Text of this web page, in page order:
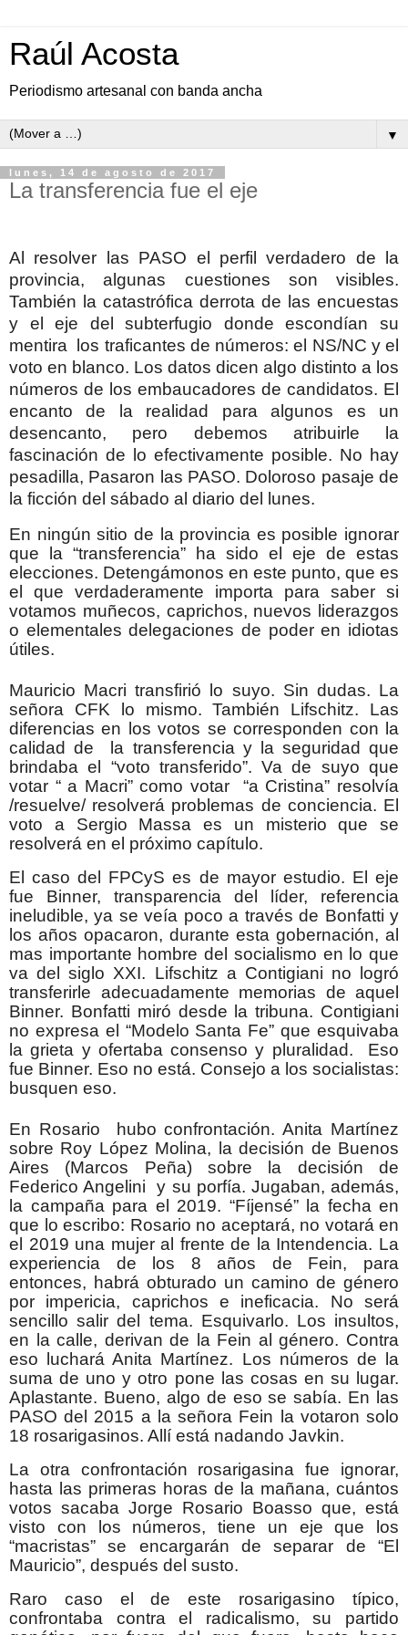
Raúl Acosta
Periodismo artesanal con banda ancha
▼
lunes, 14 de agosto de 2017
La transferencia fue el eje
Al resolver las PASO el perfil verdadero de la
provincia, algunas cuestiones son visibles.
También la catastrófica derrota de las encuestas
y el eje del subterfugio donde escondían su
mentira los traficantes de números: el NS/NC y el
voto en blanco. Los datos dicen algo distinto a los
números de los embaucadores de candidatos. El
encanto de la realidad para algunos es un
desencanto, pero debemos atribuirle la
fascinación de lo efectivamente posible. No hay
pesadilla, Pasaron las PASO. Doloroso pasaje de
la ficción del sábado al diario del lunes.
En ningún sitio de la provincia es posible ignorar
que la “transferencia” ha sido el eje de estas
elecciones. Detengámonos en este punto, que es
el que verdaderamente importa para saber si
votamos muñecos, caprichos, nuevos liderazgos
o elementales delegaciones de poder en idiotas
útiles.
Mauricio Macri transfirió lo suyo. Sin dudas. La
señora CFK lo mismo. También Lifschitz. Las
diferencias en los votos se corresponden con la
calidad de la transferencia y la seguridad que
brindaba el “voto transferido”. Va de suyo que
votar “ a Macri” como votar “a Cristina” resolvía
/resuelve/ resolverá problemas de conciencia. El
voto a Sergio Massa es un misterio que se
resolverá en el próximo capítulo.
El caso del FPCyS es de mayor estudio. El eje
fue Binner, transparencia del líder, referencia
ineludible, ya se veía poco a través de Bonfatti y
los años opacaron, durante esta gobernación, al
mas importante hombre del socialismo en lo que
va del siglo XXI. Lifschitz a Contigiani no logró
transferirle adecuadamente memorias de aquel
Binner. Bonfatti miró desde la tribuna. Contigiani
no expresa el “Modelo Santa Fe” que esquivaba
la grieta y ofertaba consenso y pluralidad. Eso
fue Binner. Eso no está. Consejo a los socialistas:
busquen eso.
En Rosario hubo confrontación. Anita Martínez
sobre Roy López Molina, la decisión de Buenos
Aires (Marcos Peña) sobre la decisión de
Federico Angelini y su porfía. Jugaban, además,
la campaña para el 2019. “Fíjensé” la fecha en
que lo escribo: Rosario no aceptará, no votará en
el 2019 una mujer al frente de la Intendencia. La
experiencia de los 8 años de Fein, para
entonces, habrá obturado un camino de género
por impericia, caprichos e ineficacia. No será
sencillo salir del tema. Esquivarlo. Los insultos,
en la calle, derivan de la Fein al género. Contra
eso luchará Anita Martínez. Los números de la
suma de uno y otro pone las cosas en su lugar.
Aplastante. Bueno, algo de eso se sabía. En las
PASO del 2015 a la señora Fein la votaron solo
18 rosarigasinos. Allí está nadando Javkin.
La otra confrontación rosarigasina fue ignorar,
hasta las primeras horas de la mañana, cuántos
votos sacaba Jorge Rosario Boasso que, está
visto con los números, tiene un eje que los
“macristas” se encargarán de separar de “El
Mauricio”, después del susto.
Raro caso el de este rosarigasino típico,
confrontaba contra el radicalismo, su partido